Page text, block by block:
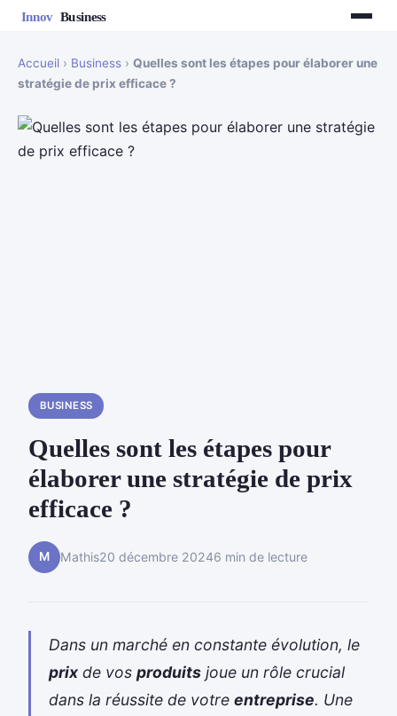
Accueil › Business › Quelles sont les étapes pour élaborer une
stratégie de prix efficace ?
BUSINESS
Quelles sont les étapes pour
élaborer une stratégie de prix
efficace ?
M Mathis20 décembre 20246 min de lecture
Dans un marché en constante évolution, le
prix de vos produits joue un rôle crucial
dans la réussite de votre entreprise. Une